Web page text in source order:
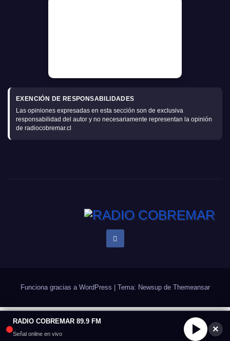
EXENCIÓN DE RESPONSABILIDADES
Las opiniones expresadas en esta sección son de exclusiva
responsabilidad del autor y no necesariamente representan la opinión
de radiocobremar.cl
Funciona gracias a WordPress | Tema: Newsup de Themeansar
RADIO COBREMAR 89.9 FM
Señal online en vivo ×